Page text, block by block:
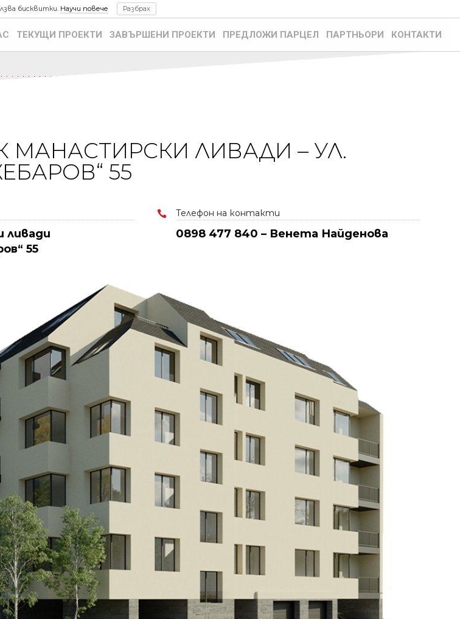
ТЕКУЩИ ПРОЕКТИ ЗАВЪРШЕНИ ПРОЕКТИ ПРЕДЛОЖИ ПАРЦЕЛ ПАРТНЬОРИ КОНТАКТИ
МАНАСТИРСКИ ЛИВАДИ – УЛ.
55
ливади
“ 55
 Телефон на контакти
0898 477 840 – Венета Найденова
бисквитки. Научи повече Разбрах